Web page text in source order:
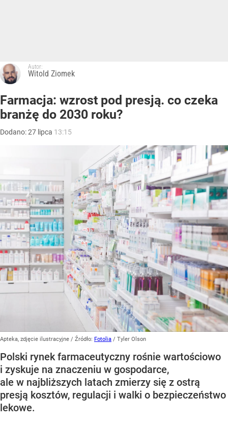
Autor:
Witold Ziomek
Farmacja: wzrost pod presją. co czeka
branżę do 2030 roku?
Dodano:27 lipca 13:15
Apteka, zdjęcie ilustracyjne / Źródło: Fotolia / Tyler Olson
Polski rynek farmaceutyczny rośnie wartościowo
i zyskuje na znaczeniu w gospodarce,
ale w najbliższych latach zmierzy się z ostrą
presją kosztów, regulacji i walki o bezpieczeństwo
lekowe.